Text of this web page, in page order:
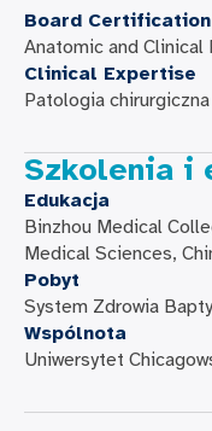
Board Certification
Anatomic and
Clinical Expertise
Patologia
Szkolenia i
Edukacja
Binzhou Medical
Medical Sciences,
Pobyt
System Zdrowia
Wspólnota
Uniwersytet